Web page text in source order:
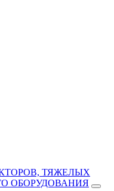
ТЯЖЕЛЫХ
ОБОРУДОВАНИЯ